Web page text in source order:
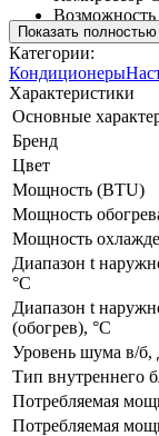
Показать полностью
Категории:
Кондиционеры
Характеристики
Основные
Бренд
Цвет
Мощность (BTU)
Мощность
Мощность
Диапазон t
°C
Диапазон t
(обогрев), °C
Уровень шума в/б,
Тип внутреннего
Потребляемая
Потребляемая